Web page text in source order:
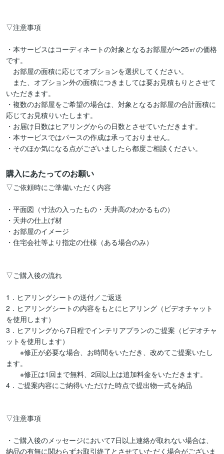
▽注意事項
・本サービスはコーディネートの対象となるお部屋が〜25㎡の価格
です。
お部屋の面積に応じてオプションを選択してください。
また、オプション外の面積につきましては要お見積もりとさせて
いただきます。
・複数のお部屋をご希望の場合は、対象となるお部屋の合計面積に
応じてお見積りいたします。
・お届け日数はヒアリングからの日数とさせていただきます。
・本サービスではパースの作成は承っておりません。
・そのほか気になる点がございましたら都度ご相談ください。
購入にあたってのお願い
▽ご依頼時にご準備いただく内容
・平面図（寸法の入ったもの・天井高のわかるもの）
・天井の仕上げ材
・お部屋のイメージ
・住宅会社等より指定の仕様（ある場合のみ）
▽ご購入後の流れ
1．ヒアリングシートの送付／ご返送
2．ヒアリングシートの内容をもとにヒアリング（ビデオチャット
を使用します）
3．ヒアリングから7日程でインテリアプランのご提案（ビデオチャ
ットを使用します）
※修正が必要な場合、お時間をいただき、改めてご提案いたし
ます。
※修正は1回まで無料、2回以上は追加料金をいただきます。
4．ご提案内容にご納得いただけた時点で提出物一式を納品
▽注意事項
・ご購入後のメッセージにおいて7日以上連絡が取れない場合は、
納品の有無に関わらずお取引終了とさせていただく場合がございま